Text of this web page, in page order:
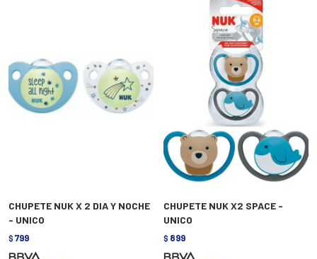
CHUPETE NUK X 2 DIA Y NOCHE
- UNICO
$ 799
CHUPETE NUK X2 SPACE -
UNICO
$ 899